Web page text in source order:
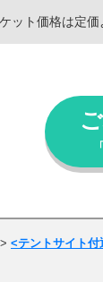
ト価格は定価
> <テントサイト